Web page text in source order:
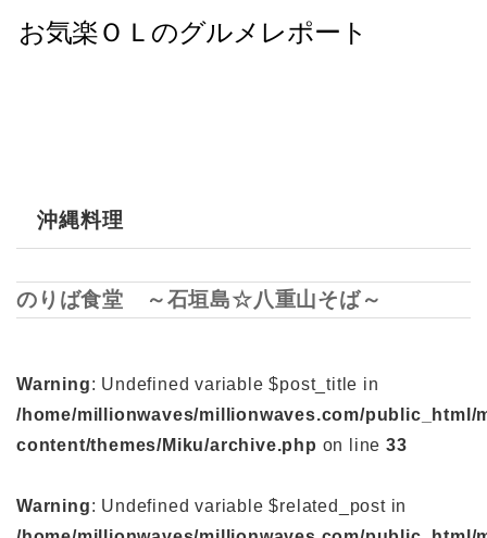
沖縄料理
のりば食堂 ～石垣島☆八重山そば～
Warning: Undefined variable $post_title in
/home/millionwaves/millionwaves.com/public_html/
content/themes/Miku/archive.php on line33
Warning: Undefined variable $related_post in